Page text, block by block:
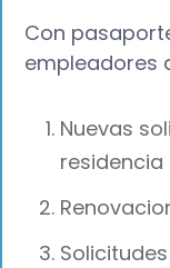
Con
empleadores
Nuevas
residencia